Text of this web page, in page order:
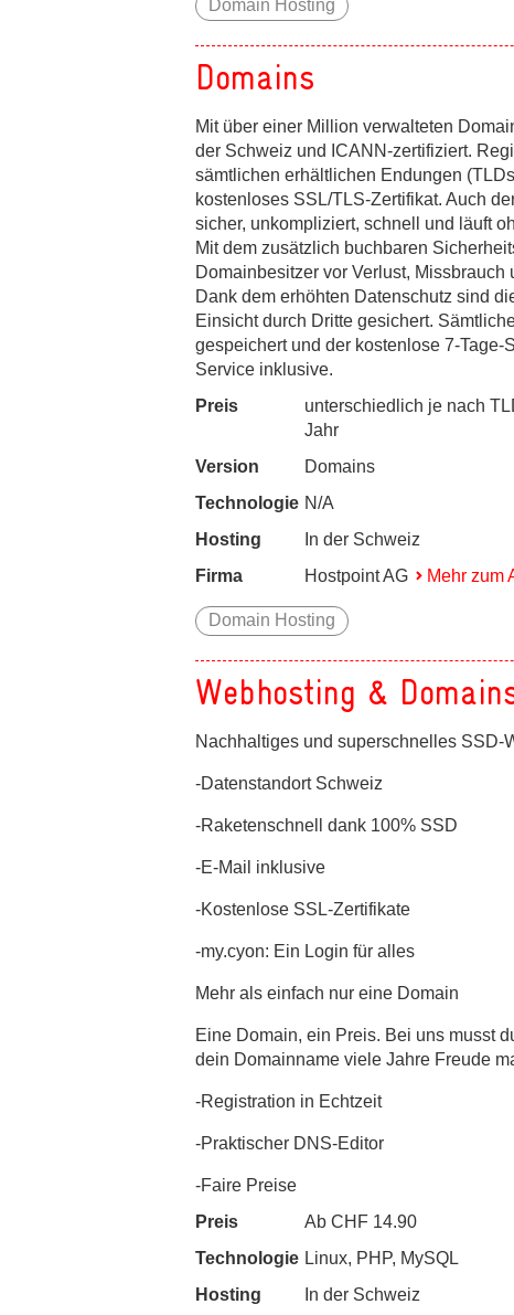
Domain Hosting
Domains
Mit über einer Million verwalteten
der Schweiz und ICANN-zertifiziert.
sämtlichen erhältlichen Endungen
kostenloses SSL/TLS-Zertifikat. Auch
sicher, unkompliziert, schnell und läuft
Mit dem zusätzlich buchbaren
Domainbesitzer vor Verlust,
Dank dem erhöhten Datenschutz sind
Einsicht durch Dritte gesichert.
gespeichert und der kostenlose 7-Tage-
Service inklusive.
Preis
unterschiedlich je nach
Jahr
Version
Domains
Technologie N/A
Hosting
In der Schweiz
Firma
Hostpoint AG Mehr zum
Domain Hosting
Webhosting &
Nachhaltiges und superschnelles SSD-
-Datenstandort Schweiz
-Raketenschnell dank 100% SSD
-E-Mail inklusive
-Kostenlose SSL-Zertifikate
-my.cyon: Ein Login für alles
Mehr als einfach nur eine Domain
Eine Domain, ein Preis. Bei uns musst
dein Domainname viele Jahre Freude
-Registration in Echtzeit
-Praktischer DNS-Editor
-Faire Preise
Preis
Ab CHF 14.90
Technologie Linux, PHP, MySQL
Hosting
In der Schweiz